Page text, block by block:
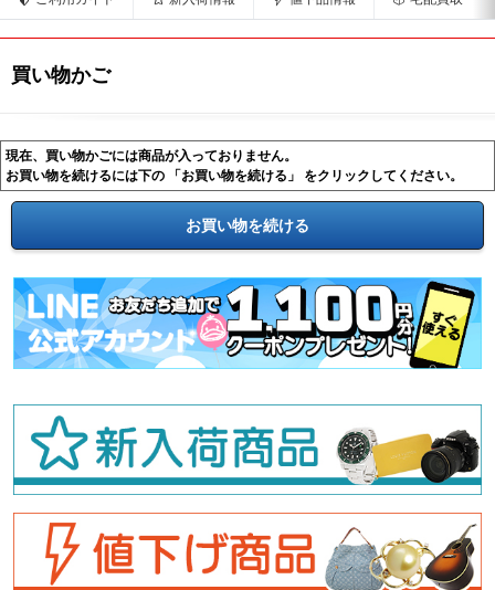
買い物かご
現在、買い物かごには商品が入っておりません。
お買い物を続けるには下の 「お買い物を続ける」 をクリックしてください。